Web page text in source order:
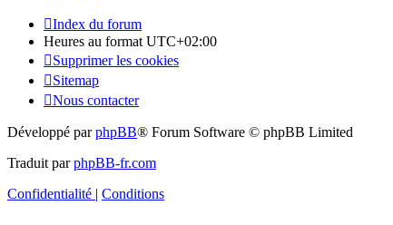
Index du forum
Heures au format UTC+02:00
Supprimer les cookies
Sitemap
Nous contacter
Développé parphpBB® Forum Software © phpBB Limited
Traduit parphpBB-fr.com
Confidentialité | Conditions